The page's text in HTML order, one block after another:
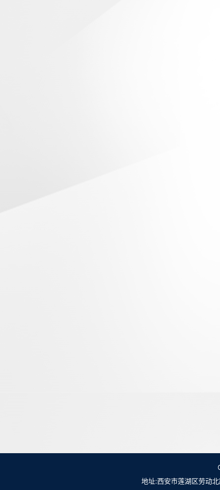
地址:西安市莲湖区劳动